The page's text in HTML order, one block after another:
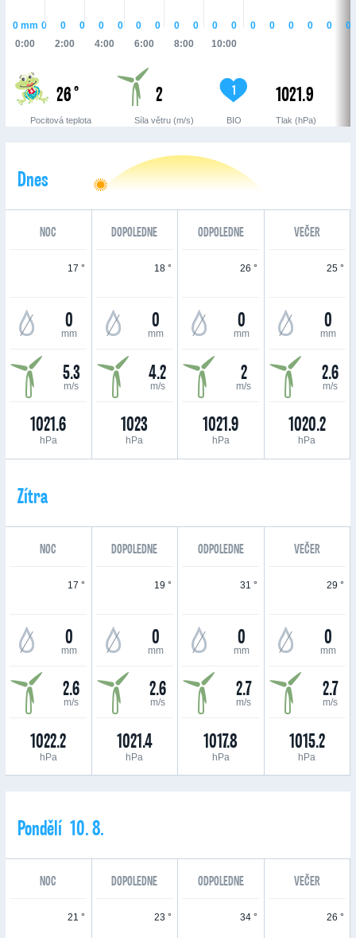
0:00 2:00 4:00 6:00 8:00 10:00
0mm 0 0 0 0 0 0 0 0 0 0 0 0 0 0 0 0 0
26 °
Pocitová teplota
2
Síla větru (m/s)
1
BIO
1021.9
Tlak (hPa)
Dnes
NOC DOPOLEDNE ODPOLEDNE VEČER
17 °
0
mm
5.3
m/s
1021.6
hPa
18 °
0
mm
4.2
m/s
1023
hPa
26 °
0
mm
2
m/s
1021.9
hPa
25 °
0
mm
2.6
m/s
1020.2
hPa
Zítra
NOC DOPOLEDNE ODPOLEDNE VEČER
17 °
0
mm
2.6
m/s
1022.2
hPa
19 °
0
mm
2.6
m/s
1021.4
hPa
31 °
0
mm
2.7
m/s
1017.8
hPa
29 °
0
mm
2.7
m/s
1015.2
hPa
Pondělí 10. 8.
NOC DOPOLEDNE ODPOLEDNE VEČER
21 ° 23 ° 34 ° 26 °